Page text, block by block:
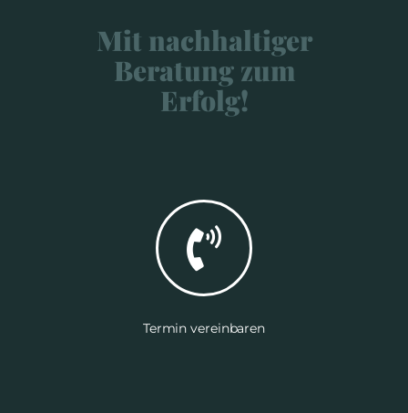
Mit nachhaltiger
Beratung zum
Erfolg!
Termin vereinbaren